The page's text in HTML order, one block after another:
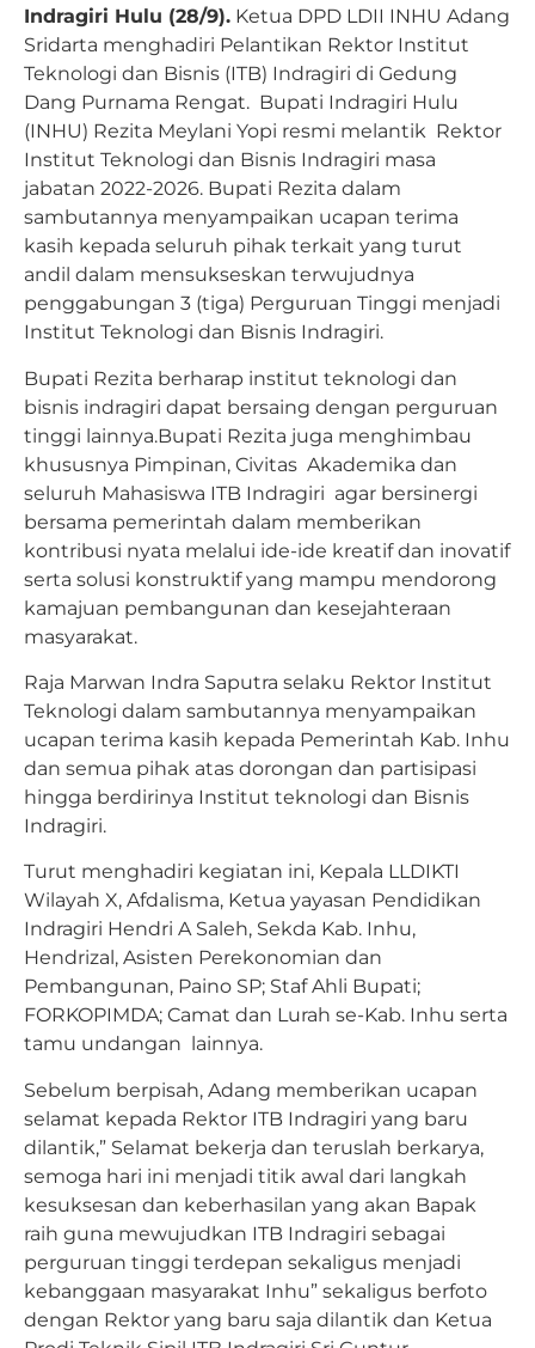
Indragiri Hulu (28/9). Ketua DPD LDII INHU Adang
Sridarta menghadiri Pelantikan Rektor Institut
Teknologi dan Bisnis (ITB) Indragiri di Gedung
Dang Purnama Rengat. Bupati Indragiri Hulu
(INHU) Rezita Meylani Yopi resmi melantik Rektor
Institut Teknologi dan Bisnis Indragiri masa
jabatan 2022-2026. Bupati Rezita dalam
sambutannya menyampaikan ucapan terima
kasih kepada seluruh pihak terkait yang turut
andil dalam mensukseskan terwujudnya
penggabungan 3 (tiga) Perguruan Tinggi menjadi
Institut Teknologi dan Bisnis Indragiri.
Bupati Rezita berharap institut teknologi dan
bisnis indragiri dapat bersaing dengan perguruan
tinggi lainnya.Bupati Rezita juga menghimbau
khususnya Pimpinan, Civitas Akademika dan
seluruh Mahasiswa ITB Indragiri agar bersinergi
bersama pemerintah dalam memberikan
kontribusi nyata melalui ide-ide kreatif dan inovatif
serta solusi konstruktif yang mampu mendorong
kamajuan pembangunan dan kesejahteraan
masyarakat.
Raja Marwan Indra Saputra selaku Rektor Institut
Teknologi dalam sambutannya menyampaikan
ucapan terima kasih kepada Pemerintah Kab. Inhu
dan semua pihak atas dorongan dan partisipasi
hingga berdirinya Institut teknologi dan Bisnis
Indragiri.
Turut menghadiri kegiatan ini, Kepala LLDIKTI
Wilayah X, Afdalisma, Ketua yayasan Pendidikan
Indragiri Hendri A Saleh, Sekda Kab. Inhu,
Hendrizal, Asisten Perekonomian dan
Pembangunan, Paino SP; Staf Ahli Bupati;
FORKOPIMDA; Camat dan Lurah se-Kab. Inhu serta
tamu undangan lainnya.
Sebelum berpisah, Adang memberikan ucapan
selamat kepada Rektor ITB Indragiri yang baru
dilantik,” Selamat bekerja dan teruslah berkarya,
semoga hari ini menjadi titik awal dari langkah
kesuksesan dan keberhasilan yang akan Bapak
raih guna mewujudkan ITB Indragiri sebagai
perguruan tinggi terdepan sekaligus menjadi
kebanggaan masyarakat Inhu” sekaligus berfoto
dengan Rektor yang baru saja dilantik dan Ketua